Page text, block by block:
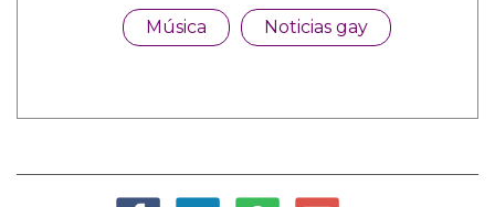
Música Noticias gay